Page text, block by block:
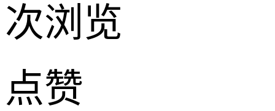
次浏览
点赞